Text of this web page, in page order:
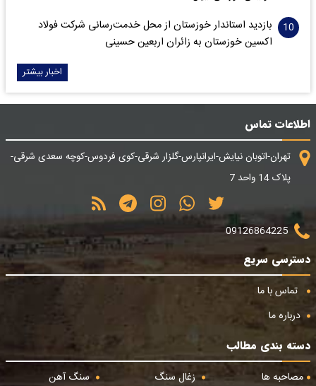
بازدید استاندار خوزستان از محل خدمت‌رسانی شرکت فولاد
اکسین خوزستان به زائران اربعین حسینی
اخبار بیشتر
اطلاعات تماس
تهران-اتوبان نیایش-ایرانپارس-گلزار شرقی-کوی فردوس-کوچه سعدی شرقی-
پلاک 14 واحد 7
09126864225
دسترسی سریع
تماس با ما
درباره ما
دسته بندی مطالب
مصاحبه ها
زغال سنگ سنگ آهن